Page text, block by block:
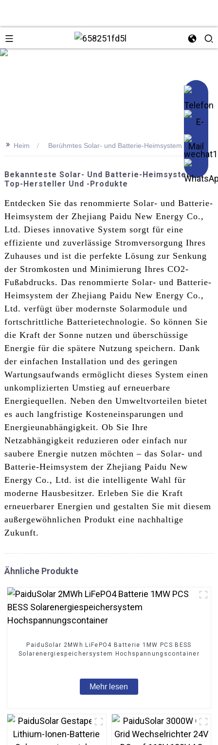
>> Heim Berühmtes Solar- und Batterie-Heimsystem
Bekannteste Solar- Und Batterie-Heimsysteme:
Top-Hersteller Und -Produkte
Entdecken Sie das renommierte Solar- und Batterie-
Heimsystem der Zhejiang Paidu New Energy Co.,
Ltd. Dieses innovative System sorgt für eine
effiziente und zuverlässige Stromversorgung Ihres
Zuhauses und ist die perfekte Lösung zur Senkung
der Stromkosten und Minimierung Ihres CO2-
Fußabdrucks. Das renommierte Solar- und Batterie-
Heimsystem der Zhejiang Paidu New Energy Co.,
Ltd. verfügt über modernste Solarmodule und
fortschrittliche Batterietechnologie. So können Sie
die Kraft der Sonne nutzen und überschüssige
Energie für die spätere Nutzung speichern. Dank
der einfachen Installation und des geringen
Wartungsaufwands ermöglicht dieses System einen
unkomplizierten Umstieg auf erneuerbare
Energiequellen. Neben den Umweltvorteilen bietet
es auch langfristige Kosteneinsparungen und
Energieunabhängigkeit. Ob Sie Ihre
Netzabhängigkeit reduzieren oder einfach nur
saubere Energie nutzen möchten – das Solar- und
Batterie-Heimsystem der Zhejiang Paidu New
Energy Co., Ltd. ist die intelligente Wahl für
moderne Hausbesitzer. Erleben Sie die Kraft
erneuerbarer Energien und gestalten Sie mit diesem
außergewöhnlichen Produkt eine nachhaltige
Zukunft.
Ähnliche Produkte
PaiduSolar 2MWh LiFePO4 Batterie 1MW PCS BESS
Solarenergiespeichersystem Hochspannungscontainer
Mehr lesen